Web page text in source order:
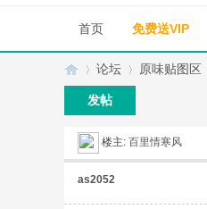
首页 免费送VIP
»
论坛
›
原味贴图区
发帖
楼主: 百里情寒风
as2052